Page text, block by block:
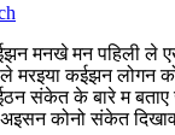
मनखे मन पहिली ले
मरइया कईझन लोगन
संकेत के बारे म बताए
अइसन कोनो संकेत